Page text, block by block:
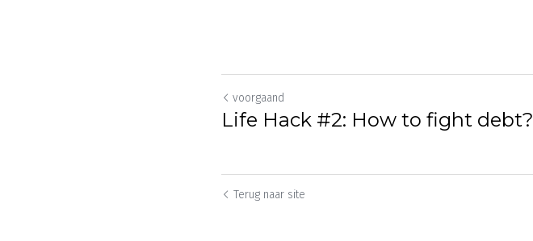
voorgaand
Life Hack #2: How to fight debt?
Terug naar site